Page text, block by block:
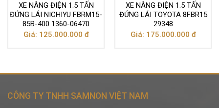
XE NÂNG ĐIỆN 1.5 TẤN
ĐỨNG LÁI NICHIYU FBRM15-
85B-400 1360-06470
Giá: 125.000.000 đ
XE NÂNG ĐIỆN 1.5 TẤN
ĐỨNG LÁI TOYOTA 8FBR15
29348
Giá: 175.000.000 đ
CÔNG TY TNHH SAMNON VIỆT NAM